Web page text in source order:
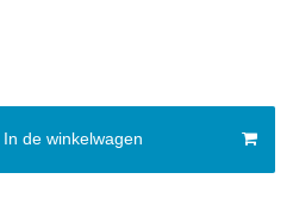
In de winkelwagen